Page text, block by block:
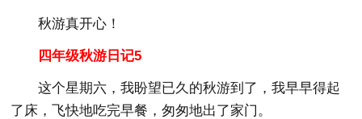
秋游真开心！
四年级秋游日记5
这个星期六，我盼望已久的秋游到了，我早早得起
了床，飞快地吃完早餐，匆匆地出了家门。